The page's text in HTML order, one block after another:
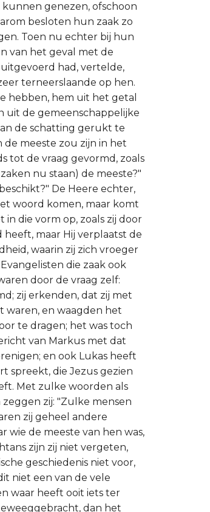
genezen, ofschoon
besloten hun zaak zo
Toen nu echter bij hun
van het geval met de
had, vertelde,
terneerslaande op hen.
hebben, hem uit het getal
uit de gemeenschappelijke
de schatting gerukt te
de meeste zou zijn in het
tot de vraag gevormd, zoals
nu staan) de meeste?"
De Heere echter,
woord komen, maar komt
die vorm op, zoals zij door
maar Hij verplaatst de
waarin zij zich vroeger
die zaak ook
door de vraag zelf:
zij erkenden, dat zij met
waren, en waagden het
te dragen; het was toch
van Markus met dat
en ook Lukas heeft
spreekt, die Jezus gezien
Met zulke woorden als
zij: "Zulke mensen
zij geheel andere
wie de meeste van hen was,
zijn zij niet vergeten,
geschiedenis niet voor,
niet een van de vele
waar heeft ooit iets ter
dan het